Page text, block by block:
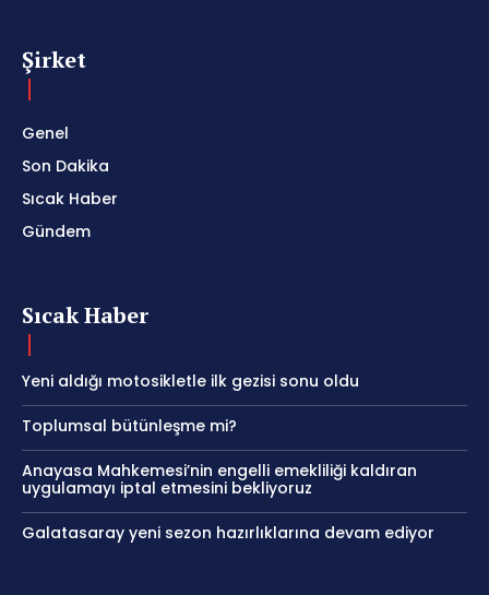
Şirket
Genel
Son Dakika
Sıcak Haber
Gündem
Sıcak Haber
Yeni aldığı motosikletle ilk gezisi sonu oldu
Toplumsal bütünleşme mi?
Anayasa Mahkemesi’nin engelli emekliliği kaldıran
uygulamayı iptal etmesini bekliyoruz
Galatasaray yeni sezon hazırlıklarına devam ediyor